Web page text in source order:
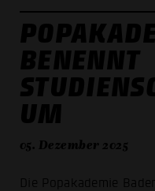
BENENNT
UM
05. Dezember 2025
Die Popakademie